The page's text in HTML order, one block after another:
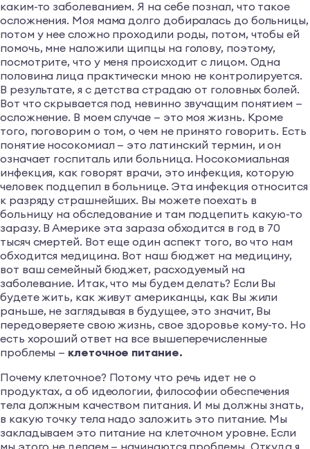
каким-то заболеванием. Я на себе познал, что такое
осложнения. Моя мама долго добиралась до больницы,
потом у нее сложно проходили роды, потом, чтобы ей
помочь, мне наложили щипцы на голову, поэтому,
посмотрите, что у меня происходит с лицом. Одна
половина лица практически мною не контролируется.
В результате, я с детства страдаю от головных болей.
Вот что скрывается под невинно звучащим понятием —
осложнение. В моем случае — это моя жизнь. Кроме
того, поговорим о том, о чем не принято говорить. Есть
понятие носокомиал — это латинский термин, и он
означает госпиталь или больница. Носокомиальная
инфекция, как говорят врачи, это инфекция, которую
человек подцепил в больнице. Эта инфекция относится
к разряду страшнейших. Вы можете поехать в
больницу на обследование и там подцепить какую-то
заразу. В Америке эта зараза обходится в год в 70
тысяч смертей. Вот еще один аспект того, во что нам
обходится медицина. Вот наш бюджет на медицину,
вот ваш семейный бюджет, расходуемый на
заболевание. Итак, что мы будем делать? Если Вы
будете жить, как живут американцы, как Вы жили
раньше, не заглядывая в будущее, это значит, Вы
передоверяете свою жизнь, свое здоровье кому-то. Но
есть хороший ответ на все вышеперечисленные
проблемы — клеточное питание.
Почему клеточное? Потому что речь идет не о
продуктах, а об идеологии, философии обеспечения
тела должным качеством питания. И мы должны знать,
в какую точку тела надо заложить это питание. Мы
закладываем это питание на клеточном уровне. Если